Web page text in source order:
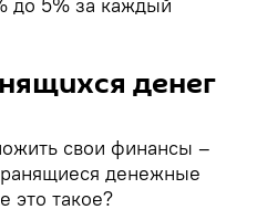
денег
свои финансы –
денежные
это такое?